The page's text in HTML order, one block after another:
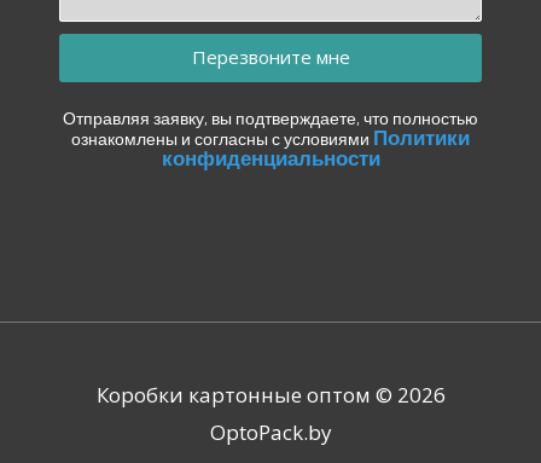
Перезвоните мне
Отправляя заявку, вы подтверждаете, что полностью
ознакомлены и согласны с условиями Политики
конфиденциальности
Коробки картонные оптом © 2026
OptoPack.by